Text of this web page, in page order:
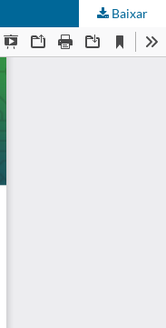
Baixar